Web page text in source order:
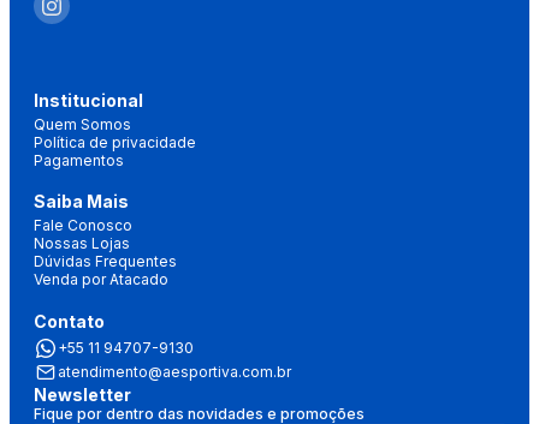
Institucional
Quem Somos
Política de privacidade
Pagamentos
Saiba Mais
Fale Conosco
Nossas Lojas
Dúvidas Frequentes
Venda por Atacado
Contato
+55 11 94707-9130
atendimento@aesportiva.com.br
Newsletter
Fique por dentro das novidades e promoções